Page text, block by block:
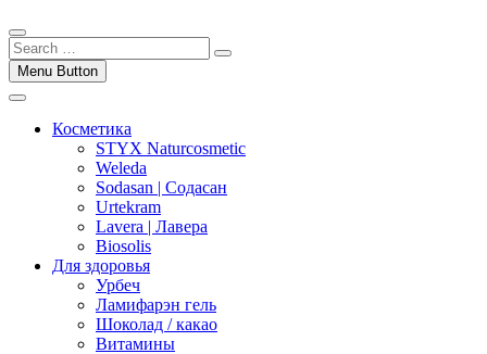
Menu Button
Косметика
STYX Naturcosmetic
Weleda
Sodasan | Содасан
Urtekram
Lavera | Лавера
Biosolis
Для здоровья
Урбеч
Ламифарэн гель
Шоколад / какао
Витамины